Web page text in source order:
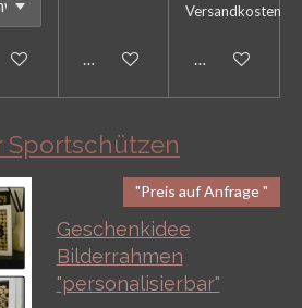
WarenkorbBei Verfügbarkeit
Versandkosten
In den
Sportschützen
"Preis auf Anfrage "
Geschenkidee
Bilderrahmen
"personalisierbar"